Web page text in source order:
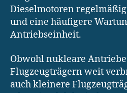
Dieselmotoren
und eine häufigere
Antriebseinheit.
Obwohl nukleare
Flugzeugträgern weit
auch kleinere